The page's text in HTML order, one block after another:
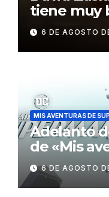
tiene muy
el fracaso
6 DE AGOSTO
MIS AVENTURAS DE
Adelanto
de «Mis
6 DE AGOSTO